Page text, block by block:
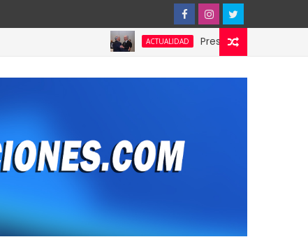
ACTUALIDAD Presidente de Honduras